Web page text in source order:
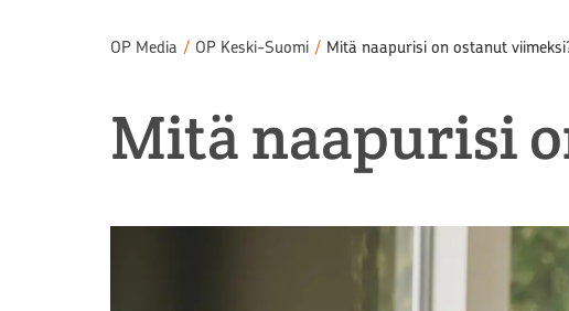
OP Media / OP Keski-Suomi / Mitä naapurisi on ostanut
Mitä naapurisi